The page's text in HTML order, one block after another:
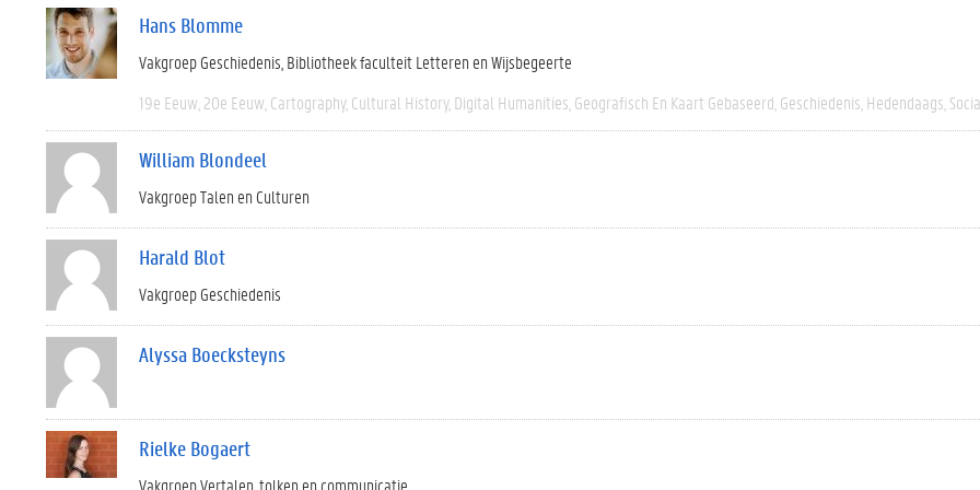
Hans Blomme
Vakgroep Geschiedenis Bibliotheek faculteit Letteren en Wijsbegeerte
19e Eeuw 20e Eeuw Cartography Cultural History Digital Humanities Geografisch En Kaart Gebaseerd Geschiedenis Hedendaags
William Blondeel
Vakgroep Talen en Culturen
Harald Blot
Vakgroep Geschiedenis
Alyssa Boecksteyns
Rielke Bogaert
Vakgroep Vertalen, tolken en communicatie